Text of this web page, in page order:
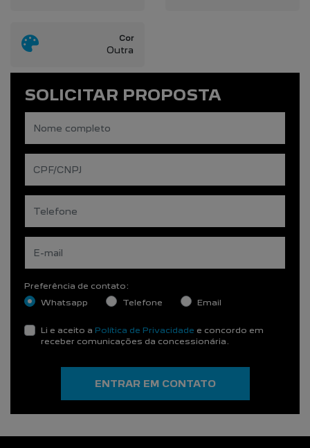
Cor
Outra
SOLICITAR PROPOSTA
Preferência de contato:
Whatsapp
Telefone Email
Li e aceito a Política de Privacidade e concordo em
receber comunicações da concessionária.
ENTRAR EM CONTATO